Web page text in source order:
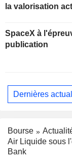
la valorisation
SpaceX à
publication
Dernières
Bourse
Air Liquide sous
Bank